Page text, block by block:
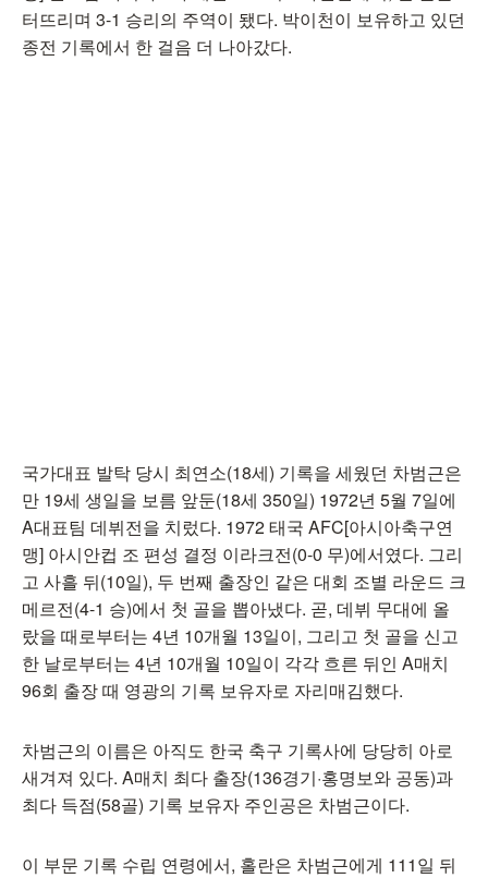
터뜨리며 3-1 승리의 주역이 됐다. 박이천이 보유하고 있던
종전 기록에서 한 걸음 더 나아갔다.
국가대표 발탁 당시 최연소(18세) 기록을 세웠던 차범근은
만 19세 생일을 보름 앞둔(18세 350일) 1972년 5월 7일에
A대표팀 데뷔전을 치렀다. 1972 태국 AFC[아시아축구연
맹] 아시안컵 조 편성 결정 이라크전(0-0 무)에서였다. 그리
고 사흘 뒤(10일), 두 번째 출장인 같은 대회 조별 라운드 크
메르전(4-1 승)에서 첫 골을 뽑아냈다. 곧, 데뷔 무대에 올
랐을 때로부터는 4년 10개월 13일이, 그리고 첫 골을 신고
한 날로부터는 4년 10개월 10일이 각각 흐른 뒤인 A매치
96회 출장 때 영광의 기록 보유자로 자리매김했다.
차범근의 이름은 아직도 한국 축구 기록사에 당당히 아로
새겨져 있다. A매치 최다 출장(136경기·홍명보와 공동)과
최다 득점(58골) 기록 보유자 주인공은 차범근이다.
이 부문 기록 수립 연령에서, 홀란은 차범근에게 111일 뒤